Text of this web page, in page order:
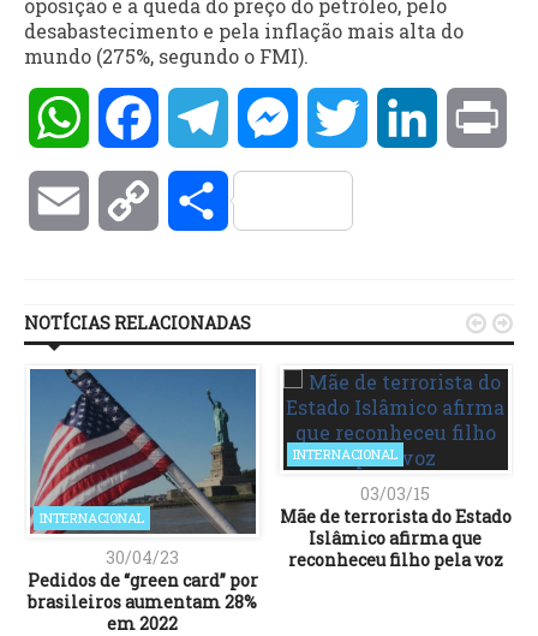
oposição e a queda do preço do petróleo, pelo
desabastecimento e pela inflação mais alta do
mundo (275%, segundo o FMI).
WhatsAppFacebookTelegramMessengerTwitter LinkedIn
Email Copy Compartilhar
NOTÍCIAS RELACIONADAS
INTERNACIONAL
30/04/23
Pedidos de “green card” por
brasileiros aumentam 28%
em 2022
INTERNACIONAL
03/03/15
Mãe de terrorista do Estado
Islâmico afirma que
reconheceu filho pela voz
 